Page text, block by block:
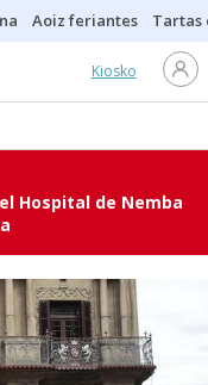
Aoiz feriantes Tartas
Kiosko
Hospital de Nemba